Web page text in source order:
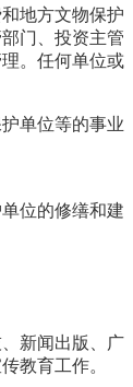
地方文物保护
门、投资主管
。任何单位或
单位等的事业
位的修缮和建
新闻出版、广
教育工作。